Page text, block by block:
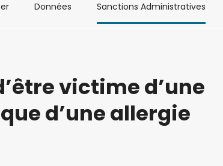
Données Sanctions Administratives
victime d’une
d’une allergie